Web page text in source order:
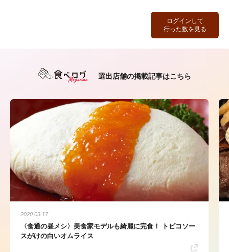
ログインして
行った数を見る
選出店舗の掲載記事はこちら
2020.03.17
〈食通の昼メシ〉美食家モデルも綺麗に完食！ トビコソー
スがけの白いオムライス